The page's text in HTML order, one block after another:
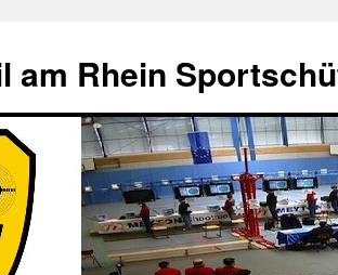
am Rhein